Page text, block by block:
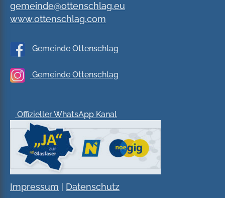
gemeinde@ottenschlag.eu
www.ottenschlag.com
Gemeinde Ottenschlag
Gemeinde Ottenschlag
Offizieller WhatsApp Kanal
Impressum Datenschutz